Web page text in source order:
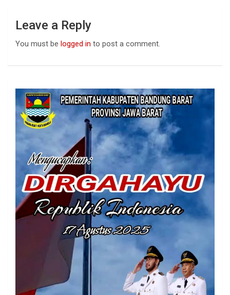
Leave a Reply
You must be logged in to post a comment.